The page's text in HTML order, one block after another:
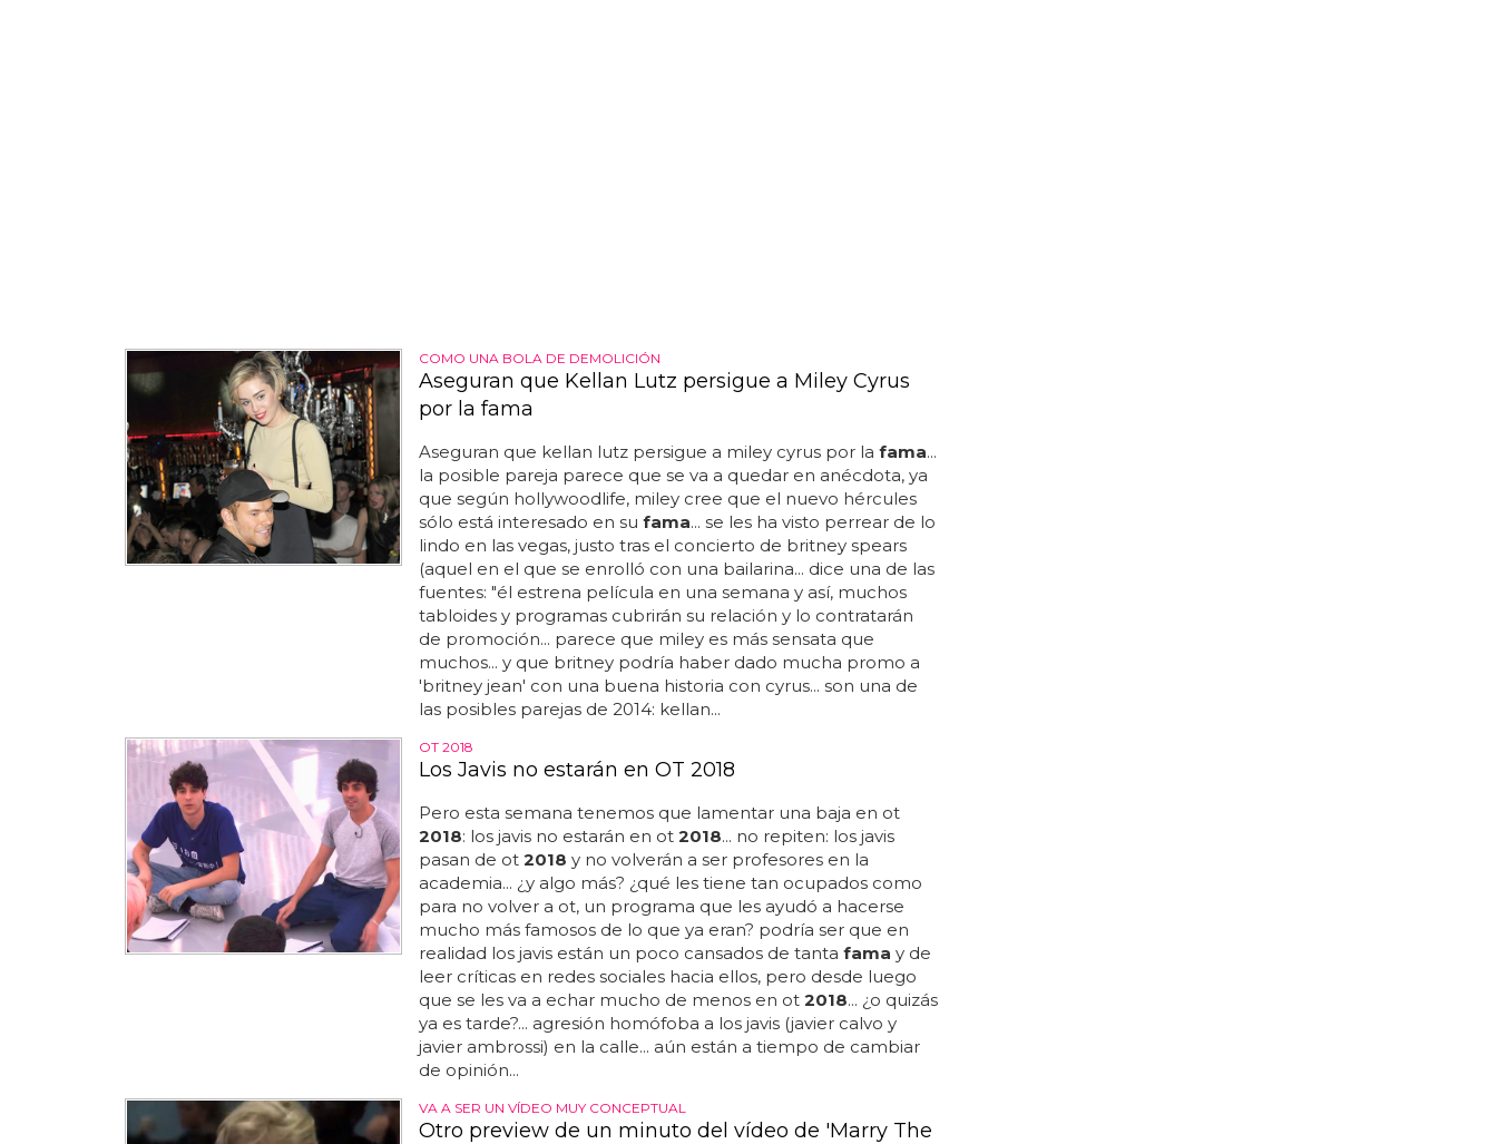
COMO UNA BOLA DE DEMOLICIÓN
Aseguran que Kellan Lutz persigue a Miley Cyrus
por la fama
Aseguran que kellan lutz persigue a miley cyrus por la fama...
la posible pareja parece que se va a quedar en anécdota, ya
que según hollywoodlife, miley cree que el nuevo hércules
sólo está interesado en su fama... se les ha visto perrear de lo
lindo en las vegas, justo tras el concierto de britney spears
(aquel en el que se enrolló con una bailarina... dice una de las
fuentes: "él estrena película en una semana y así, muchos
tabloides y programas cubrirán su relación y lo contratarán
de promoción... parece que miley es más sensata que
muchos... y que britney podría haber dado mucha promo a
'britney jean' con una buena historia con cyrus... son una de
las posibles parejas de 2014: kellan...
OT 2018
Los Javis no estarán en OT 2018
Pero esta semana tenemos que lamentar una baja en ot
2018: los javis no estarán en ot 2018... no repiten: los javis
pasan de ot 2018 y no volverán a ser profesores en la
academia... ¿y algo más? ¿qué les tiene tan ocupados como
para no volver a ot, un programa que les ayudó a hacerse
mucho más famosos de lo que ya eran? podría ser que en
realidad los javis están un poco cansados de tanta fama y de
leer críticas en redes sociales hacia ellos, pero desde luego
que se les va a echar mucho de menos en ot 2018... ¿o quizás
ya es tarde?... agresión homófoba a los javis (javier calvo y
javier ambrossi) en la calle... aún están a tiempo de cambiar
de opinión...
VA A SER UN VÍDEO MUY CONCEPTUAL
Otro preview de un minuto del vídeo de 'Marry The